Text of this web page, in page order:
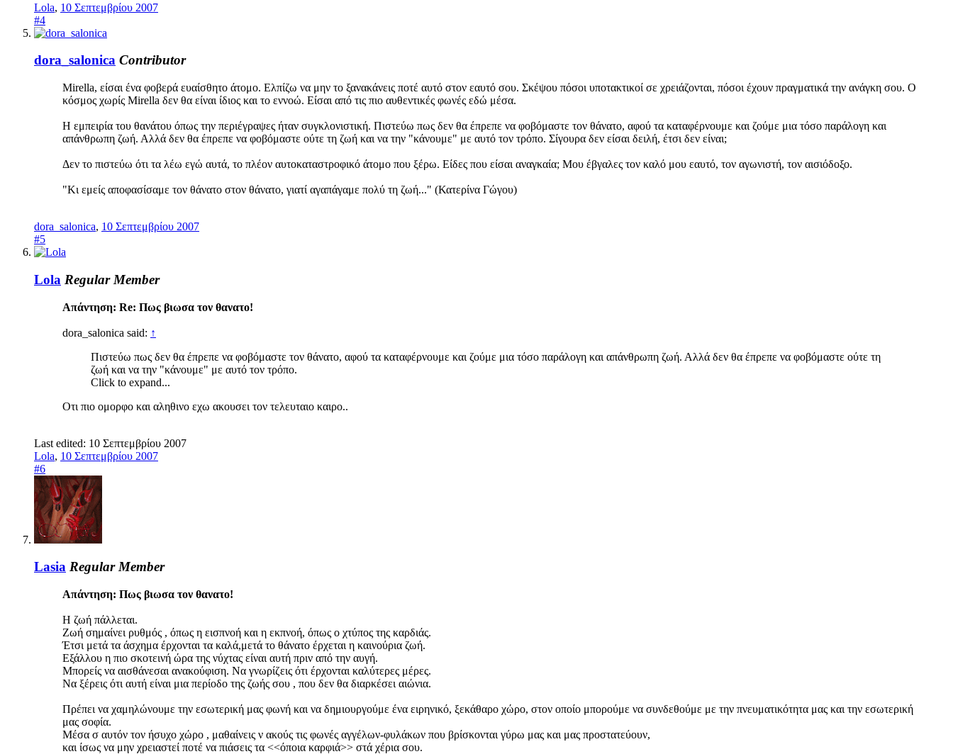
Lola, 10 Σεπτεμβρίου 2007
#4
dora_salonica Contributor
Mirella, είσαι ένα φοβερά ευαίσθητο άτομο. Ελπίζω να μην το ξανακάνεις ποτέ αυτό στον εαυτό σου. Σκέψου πόσοι υποτακτικοί σε χρειάζονται, πόσοι έχουν πραγματικά την ανάγκη σου. Ο
κόσμος χωρίς Mirella δεν θα είναι ίδιος και το εννοώ. Είσαι από τις πιο αυθεντικές φωνές εδώ μέσα.
Η εμπειρία του θανάτου όπως την περιέγραψες ήταν συγκλονιστική. Πιστεύω πως δεν θα έπρεπε να φοβόμαστε τον θάνατο, αφού τα καταφέρνουμε και ζούμε μια τόσο παράλογη και
απάνθρωπη ζωή. Αλλά δεν θα έπρεπε να φοβόμαστε ούτε τη ζωή και να την "κάνουμε" με αυτό τον τρόπο. Σίγουρα δεν είσαι δειλή, έτσι δεν είναι;
Δεν το πιστεύω ότι τα λέω εγώ αυτά, το πλέον αυτοκαταστροφικό άτομο που ξέρω. Είδες που είσαι αναγκαία; Μου έβγαλες τον καλό μου εαυτό, τον αγωνιστή, τον αισιόδοξο.
"Κι εμείς αποφασίσαμε τον θάνατο στον θάνατο, γιατί αγαπάγαμε πολύ τη ζωή..." (Κατερίνα Γώγου)
dora_salonica, 10 Σεπτεμβρίου 2007
#5
Lola Regular Member
Απάντηση: Re: Πως βιωσα τον θανατο!
dora_salonica said: ↑
Πιστεύω πως δεν θα έπρεπε να φοβόμαστε τον θάνατο, αφού τα καταφέρνουμε και ζούμε μια τόσο παράλογη και απάνθρωπη ζωή. Αλλά δεν θα έπρεπε να φοβόμαστε ούτε τη
ζωή και να την "κάνουμε" με αυτό τον τρόπο.
Click to expand...
Οτι πιο ομορφο και αληθινο εχω ακουσει τον τελευταιο καιρο..
Last edited: 10 Σεπτεμβρίου 2007
Lola, 10 Σεπτεμβρίου 2007
#6
Lasia Regular Member
Απάντηση: Πως βιωσα τον θανατο!
Η ζωή πάλλεται.
Ζωή σημαίνει ρυθμός , όπως η εισπνοή και η εκπνοή, όπως ο χτύπος της καρδιάς.
Έτσι μετά τα άσχημα έρχονται τα καλά,μετά το θάνατο έρχεται η καινούρια ζωή.
Εξάλλου η πιο σκοτεινή ώρα της νύχτας είναι αυτή πριν από την αυγή.
Μπορείς να αισθάνεσαι ανακούφιση. Να γνωρίζεις ότι έρχονται καλύτερες μέρες.
Να ξέρεις ότι αυτή είναι μια περίοδο της ζωής σου , που δεν θα διαρκέσει αιώνια.
Πρέπει να χαμηλώνουμε την εσωτερική μας φωνή και να δημιουργούμε ένα ειρηνικό, ξεκάθαρο χώρο, στον οποίο μπορούμε να συνδεθούμε με την πνευματικότητα μας και την εσωτερική
μας σοφία.
Μέσα σ αυτόν τον ήσυχο χώρο , μαθαίνεις ν ακούς τις φωνές αγγέλων-φυλάκων που βρίσκονται γύρω μας και μας προστατεύουν,
και ίσως να μην χρειαστεί ποτέ να πιάσεις τα <<όποια καρφιά>> στά χέρια σου.